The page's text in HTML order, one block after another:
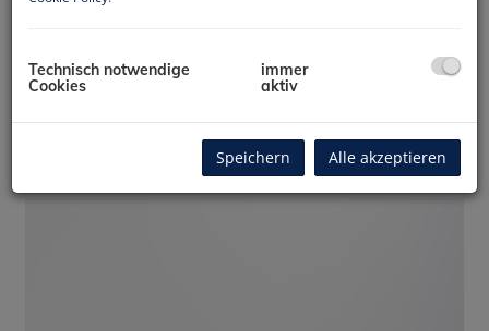
Technisch notwendige
Cookies
immer
aktiv
Speichern Alle akzeptieren